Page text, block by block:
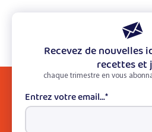
Recevez de nouvelles
recettes et
chaque trimestre en vous
Entrez votre email...*